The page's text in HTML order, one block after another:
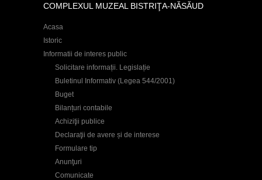
COMPLEXUL MUZEAL BISTRIŢA-NĂSĂUD
Acasa
Istoric
Informatii de interes public
Solicitare informații. Legislație
Buletinul Informativ (Legea 544/2001)
Buget
Bilanțuri contabile
Achiziţii publice
Declaraţii de avere și de interese
Formulare tip
Anunţuri
Comunicate